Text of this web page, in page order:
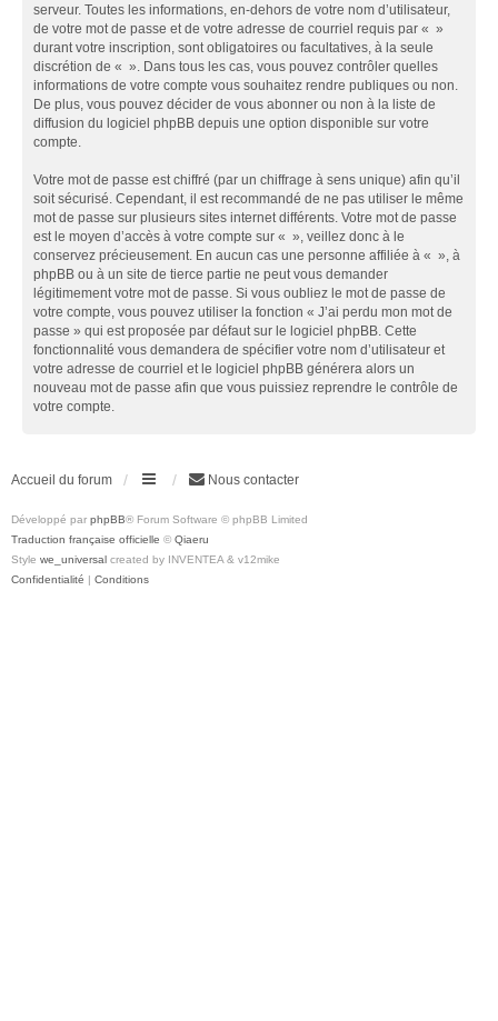
serveur. Toutes les informations, en-dehors de votre nom d’utilisateur,
de votre mot de passe et de votre adresse de courriel requis par « »
durant votre inscription, sont obligatoires ou facultatives, à la seule
discrétion de « ». Dans tous les cas, vous pouvez contrôler quelles
informations de votre compte vous souhaitez rendre publiques ou non.
De plus, vous pouvez décider de vous abonner ou non à la liste de
diffusion du logiciel phpBB depuis une option disponible sur votre
compte.
Votre mot de passe est chiffré (par un chiffrage à sens unique) afin qu’il
soit sécurisé. Cependant, il est recommandé de ne pas utiliser le même
mot de passe sur plusieurs sites internet différents. Votre mot de passe
est le moyen d’accès à votre compte sur « », veillez donc à le
conservez précieusement. En aucun cas une personne affiliée à « », à
phpBB ou à un site de tierce partie ne peut vous demander
légitimement votre mot de passe. Si vous oubliez le mot de passe de
votre compte, vous pouvez utiliser la fonction « J’ai perdu mon mot de
passe » qui est proposée par défaut sur le logiciel phpBB. Cette
fonctionnalité vous demandera de spécifier votre nom d’utilisateur et
votre adresse de courriel et le logiciel phpBB générera alors un
nouveau mot de passe afin que vous puissiez reprendre le contrôle de
votre compte.
Accueil du forum Nous contacter
Développé par phpBB® Forum Software © phpBB Limited
Traduction française officielle © Qiaeru
Style we_universal created by INVENTEA & v12mike
Confidentialité | Conditions